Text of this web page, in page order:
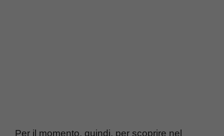
Per il momento, quindi, per scoprire nel